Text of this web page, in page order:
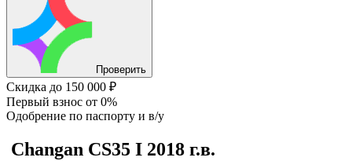
Проверить
Скидка до 150 000 ₽
Первый взнос от 0%
Одобрение по паспорту и в/у
Changan CS35 I 2018 г.в.